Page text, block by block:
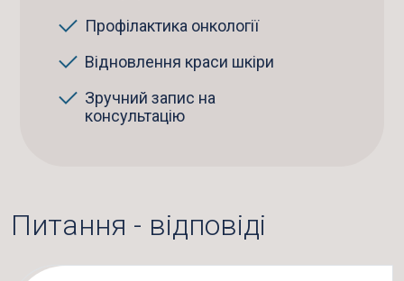
Профілактика онкології
Відновлення краси шкіри
Зручний запис на
консультацію
Питання - відповіді